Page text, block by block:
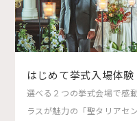
はじめて挙式入場体験
選べる２つの挙式会場で感
ラスが魅力の「聖タリアセ